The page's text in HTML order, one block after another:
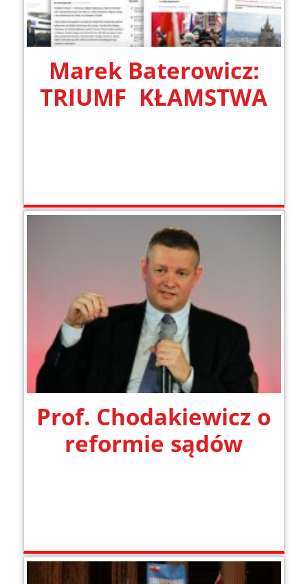
Marek Baterowicz:
TRIUMF KŁAMSTWA
Prof. Chodakiewicz o
reformie sądów